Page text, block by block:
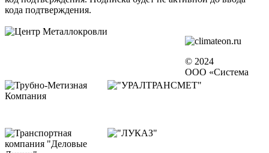
кода подтверждения.
© 2024
ООО «Система